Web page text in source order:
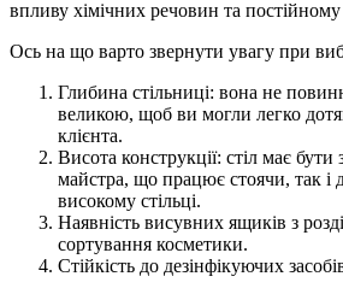
впливу хімічних речовин та
Ось на що варто звернути увагу при
Глибина стільниці: вона не
великою, щоб ви могли легко
клієнта.
Висота конструкції: стіл має
майстра, що працює стоячи, так і
високому стільці.
Наявність висувних ящиків з
сортування косметики.
Стійкість до дезінфікуючих